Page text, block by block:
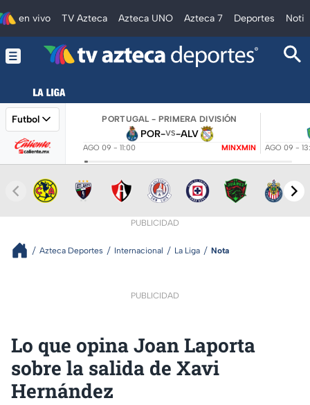
en vivo TV Azteca Azteca UNO Azteca 7 Deportes
Futbol PORTUGAL - PRIMERA DIVISIÓN
POR-VS-ALV
AGO 09 - 11:00 MINXMIN AGO 09 -
PUBLICIDAD
Azteca Deportes Internacional La Liga Nota
PUBLICIDAD
Lo que opina Joan Laporta
sobre la salida de Xavi
Hernández